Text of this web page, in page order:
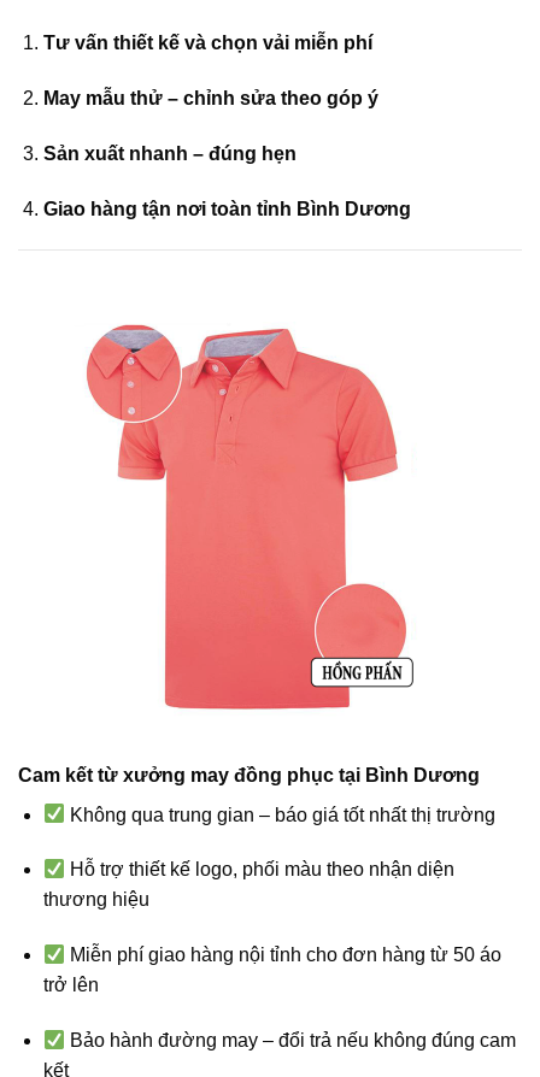
Tư vấn thiết kế và chọn vải miễn phí
May mẫu thử – chỉnh sửa theo góp ý
Sản xuất nhanh – đúng hẹn
Giao hàng tận nơi toàn tỉnh Bình Dương
Cam kết từ xưởng may đồng phục tại Bình Dương
Không qua trung gian – báo giá tốt nhất thị trường
Hỗ trợ thiết kế logo, phối màu theo nhận diện
thương hiệu
Miễn phí giao hàng nội tỉnh cho đơn hàng từ 50 áo
trở lên
Bảo hành đường may – đổi trả nếu không đúng cam
kết